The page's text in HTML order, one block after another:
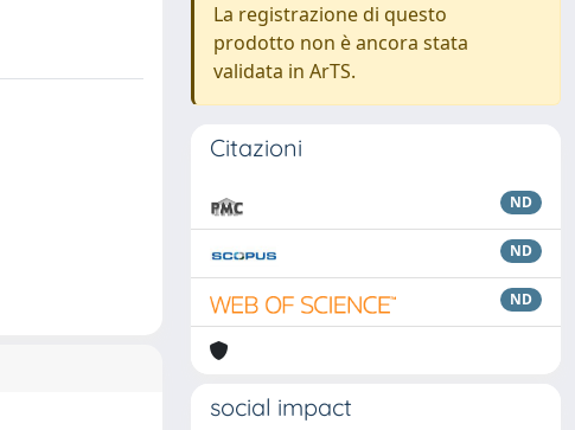
La registrazione di questo
prodotto non è ancora stata
validata in ArTS.
Citazioni
ND
ND
ND
social impact